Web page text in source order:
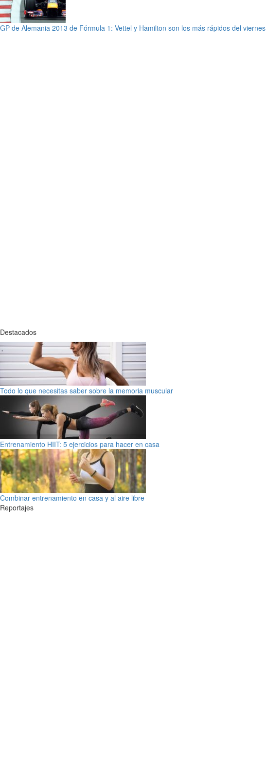
GP de Alemania 2013 de Fórmula 1: Vettel y Hamilton son los más rápidos del viernes
Destacados
Todo lo que necesitas saber sobre la memoria muscular
Entrenamiento HIIT: 5 ejercicios para hacer en casa
Combinar entrenamiento en casa y al aire libre
Reportajes